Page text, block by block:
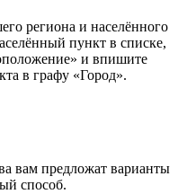
региона и населённого
пункт в списке,
и впишите
в графу «Город».
вам предложат варианты
способ.